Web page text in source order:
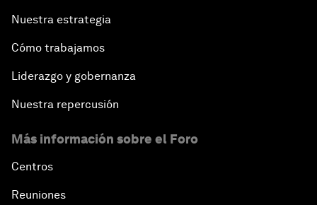
Nuestra estrategia
Cómo trabajamos
Liderazgo y gobernanza
Nuestra repercusión
Más información sobre el Foro
Centros
Reuniones